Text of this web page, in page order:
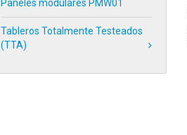
Paneles modulares PMW01
Tableros Totalmente Testeados
(TTA)